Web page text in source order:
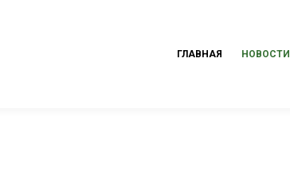
ГЛАВНАЯ НОВОСТИ